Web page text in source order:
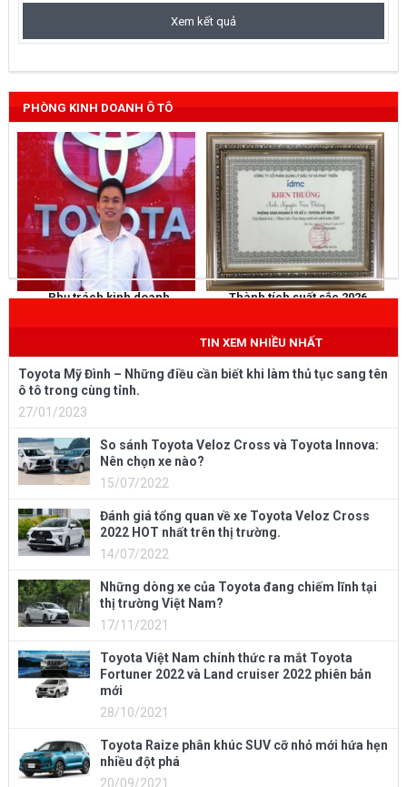
PHÒNG KINH DOANH Ô TÔ
Phụ trách kinh doanh Thành tích suất sắc 2026
TIN XEM NHIỀU NHẤT
Toyota Mỹ Đình – Những điều cần biết khi làm thủ tục sang tên
ô tô trong cùng tỉnh.
27/01/2023
So sánh Toyota Veloz Cross và Toyota Innova:
Nên chọn xe nào?
15/07/2022
Đánh giá tổng quan về xe Toyota Veloz Cross
2022 HOT nhất trên thị trường.
14/07/2022
Những dòng xe của Toyota đang chiếm lĩnh tại
thị trường Việt Nam?
17/11/2021
Toyota Việt Nam chính thức ra mắt Toyota
Fortuner 2022 và Land cruiser 2022 phiên bản
mới
28/10/2021
Toyota Raize phân khúc SUV cỡ nhỏ mới hứa hẹn
nhiều đột phá
20/09/2021